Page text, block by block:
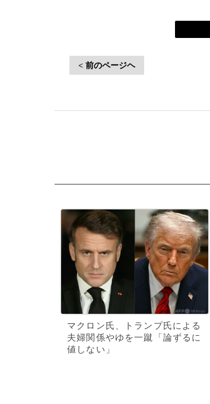
< 前のページヘ
マクロン氏、トランプ氏による
夫婦関係やゆを一蹴「論ずるに
値しない」